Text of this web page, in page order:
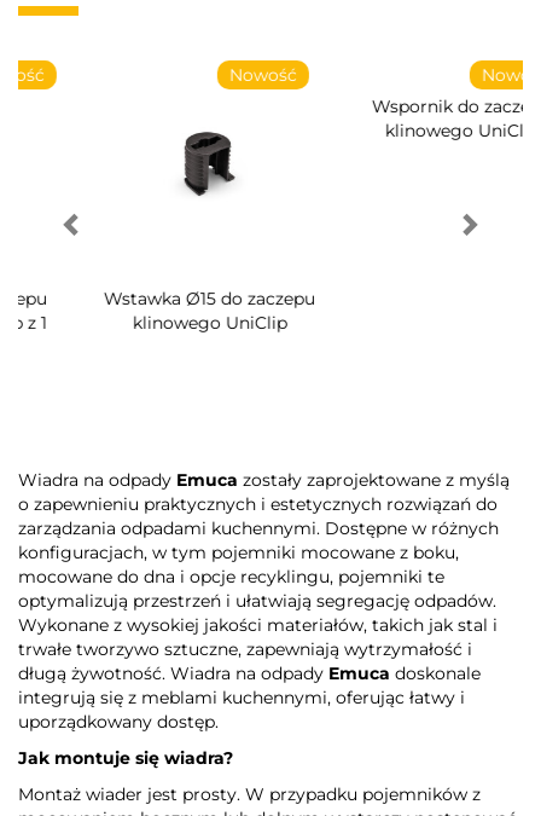
Nowość
Wspornik do zaczepu
klinowego UniClip
Nowość
Wkręt do zaczepu
klinowego System Ø14
Wiadra na odpady Emuca zostały zaprojektowane z myślą
o zapewnieniu praktycznych i estetycznych rozwiązań do
zarządzania odpadami kuchennymi. Dostępne w różnych
konfiguracjach, w tym pojemniki mocowane z boku,
mocowane do dna i opcje recyklingu, pojemniki te
optymalizują przestrzeń i ułatwiają segregację odpadów.
Wykonane z wysokiej jakości materiałów, takich jak stal i
trwałe tworzywo sztuczne, zapewniają wytrzymałość i
długą żywotność. Wiadra na odpady Emuca doskonale
integrują się z meblami kuchennymi, oferując łatwy i
uporządkowany dostęp.
Jak montuje się wiadra?
Montaż wiader jest prosty. W przypadku pojemników z